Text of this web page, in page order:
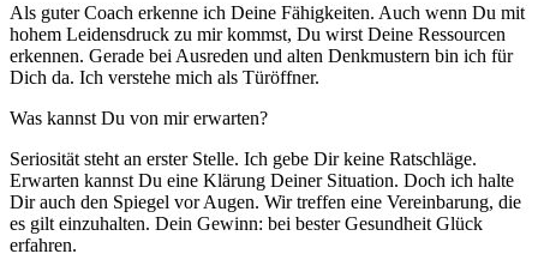
Als guter Coach erkenne ich Deine Fähigkeiten. Auch wenn Du mit
hohem Leidensdruck zu mir kommst, Du wirst Deine Ressourcen
erkennen. Gerade bei Ausreden und alten Denkmustern bin ich für
Dich da. Ich verstehe mich als Türöffner.
Was kannst Du von mir erwarten?
Seriosität steht an erster Stelle. Ich gebe Dir keine Ratschläge.
Erwarten kannst Du eine Klärung Deiner Situation. Doch ich halte
Dir auch den Spiegel vor Augen. Wir treffen eine Vereinbarung, die
es gilt einzuhalten. Dein Gewinn: bei bester Gesundheit Glück
erfahren.